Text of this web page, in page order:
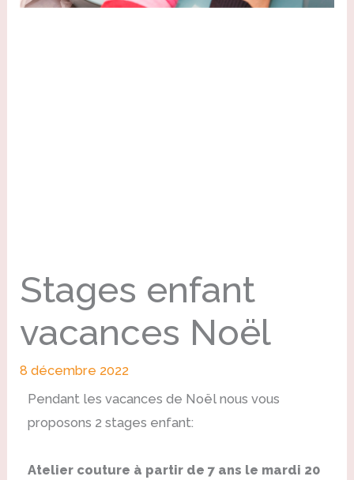
Stages enfant
vacances Noël
8 décembre 2022
Pendant les vacances de Noël nous vous
proposons 2 stages enfant:
Atelier couture à partir de 7 ans le mardi 20